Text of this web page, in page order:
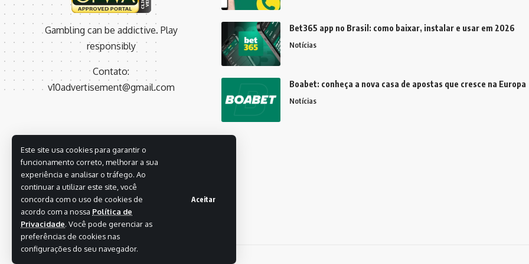
Este site usa cookies para garantir o
funcionamento correto, melhorar a sua
experiência e analisar o tráfego. Ao
continuar a utilizar este site, você
concorda com o uso de cookies de
acordo com a nossa Política de
Privacidade. Você pode gerenciar as
preferências de cookies nas
configurações do seu navegador.
Aceitar
Gambling can be addictive. Play
responsibly
Contato:
v10advertisement@gmail.com
Bet365 app no Brasil: como baixar, instalar e usar em 2026
Notícias
Boabet: conheça a nova casa de apostas que cresce na Europa
Notícias